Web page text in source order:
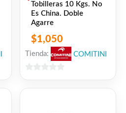
Tobilleras 10 Kgs. No
Es China. Doble
Agarre
$1,050
Tienda: COMITINI